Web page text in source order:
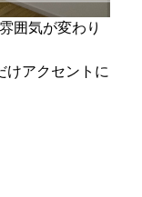
囲気が変わり
けアクセントに